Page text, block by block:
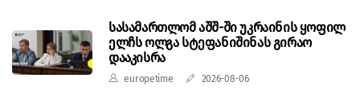
სასამართლომ აშშ-ში უკრაინის ყოფილ
ელჩს ოლგა სტეფანიშინას გირაო
დააკისრა
europetime 2026-08-06